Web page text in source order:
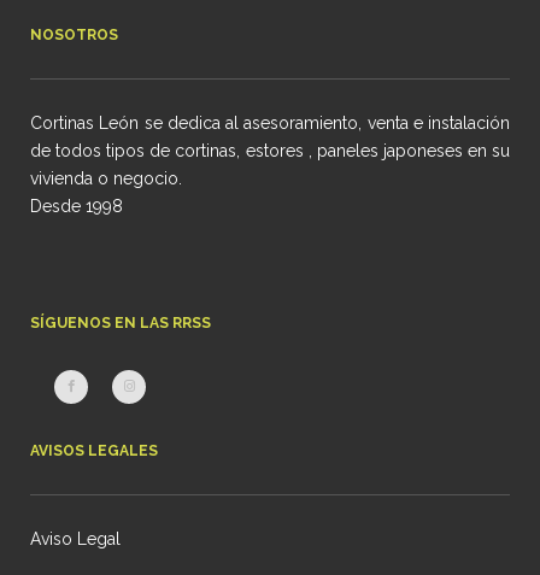
NOSOTROS
Cortinas León se dedica al asesoramiento, venta e instalación
de todos tipos de cortinas, estores , paneles japoneses en su
vivienda o negocio.
Desde 1998
SÍGUENOS EN LAS RRSS
AVISOS LEGALES
Aviso Legal